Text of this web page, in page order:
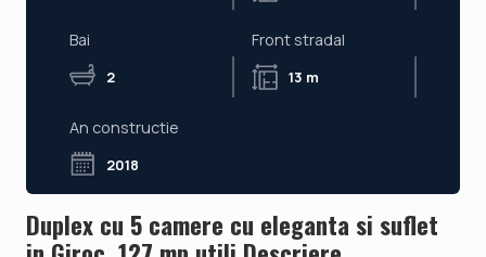
Bai
2
Front stradal
13 m
An constructie
2018
Duplex cu 5 camere cu eleganta si suflet